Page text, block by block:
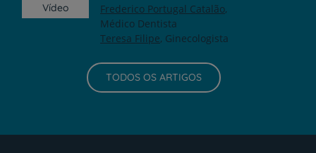
Vídeo
Frederico Portugal Catalão
Médico Dentista
Teresa Filipe Ginecologista
TODOS OS ARTIGOS